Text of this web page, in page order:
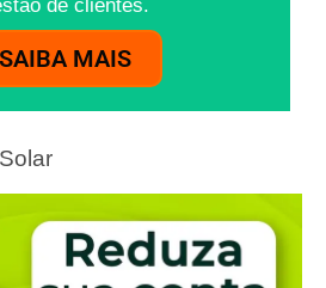
de clientes.
SAIBA MAIS